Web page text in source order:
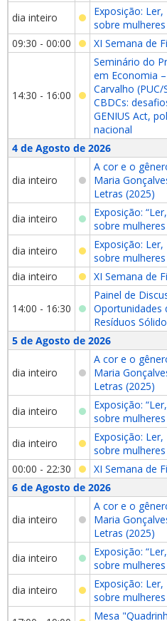
dia inteiro
Exposição:
sobre
09:30 - 00:00
XI Semana de
14:30 - 16:00
Seminário do
em Economia
Carvalho (PUC/
CBDCs:
GENIUS Act,
nacional
4 de Agosto de 2026
dia inteiro
A cor e o
Maria
Letras (2025)
dia inteiro
Exposição:
sobre
dia inteiro
Exposição:
sobre
dia inteiro
XI Semana de
14:00 - 16:30
Painel de
Oportunidades
Resíduos
5 de Agosto de 2026
dia inteiro
A cor e o
Maria
Letras (2025)
dia inteiro
Exposição:
sobre
dia inteiro
Exposição:
sobre
00:00 - 22:30
XI Semana de
6 de Agosto de 2026
dia inteiro
A cor e o
Maria
Letras (2025)
dia inteiro
Exposição:
sobre
dia inteiro
Exposição:
sobre
Mesa